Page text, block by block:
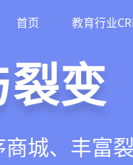
首页 教育行业
单、试听转
营
务流程、智
变
城、丰富
、转化、